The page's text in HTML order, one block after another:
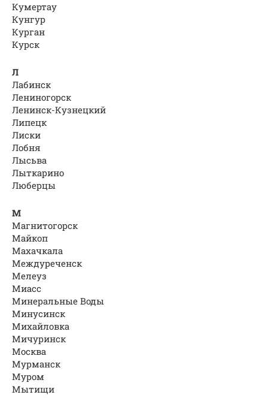
Кумертау
Кунгур
Курган
Курск
Л
Лабинск
Лениногорск
Ленинск-Кузнецкий
Липецк
Лиски
Лобня
Лысьва
Лыткарино
Люберцы
М
Магнитогорск
Майкоп
Махачкала
Междуреченск
Мелеуз
Миасс
Минеральные Воды
Минусинск
Михайловка
Мичуринск
Москва
Мурманск
Муром
Мытищи